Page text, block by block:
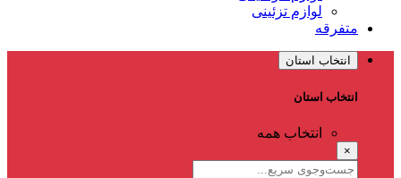
لوازم تزئینی
متفرقه
انتخاب استان
انتخاب استان
انتخاب همه
×